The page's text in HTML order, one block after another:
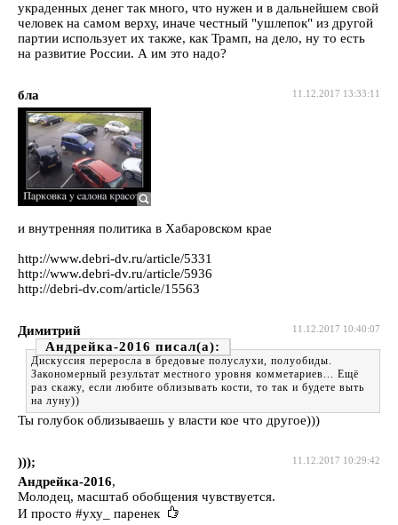
украденных денег так много, что нужен и в дальнейшем свой
человек на самом верху, иначе честный "ушлепок" из другой
партии использует их также, как Трамп, на дело, ну то есть
на развитие России. А им это надо?
11.12.2017 13:33:11
бла
и внутренняя политика в Хабаровском крае
http://www.debri-dv.ru/article/5331
http://www.debri-dv.ru/article/5936
http://debri-dv.com/article/15563
11.12.2017 10:40:07
Димитрий
Андрейка-2016
Дискуссия переросла в бредовые полуслухи, полуобиды.
Закономерный результат местного уровня комметариев... Ещё
раз скажу, если любите облизывать кости, то так и будете выть
на луну))
Ты голубок облизываешь у власти кое что другое)))
11.12.2017 10:29:42
)));
Андрейка-2016,
Молодец, масштаб обобщения чувствуется.
И просто #уху_ паренек